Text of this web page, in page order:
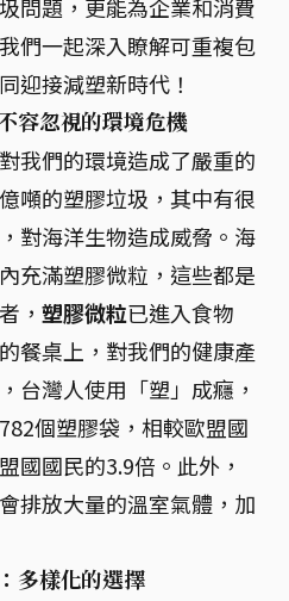
問題，更能為企業和消費
們一起深入瞭解可重複包
迎接減塑新時代！
容忽視的環境危機
我們的環境造成了嚴重的
噸的塑膠垃圾，其中有很
對海洋生物造成威脅。海
充滿塑膠微粒，這些都是
， 塑膠微粒已進入食物
餐桌上，對我們的健康產
台灣人使用「塑」成癮，
個塑膠袋，相較歐盟國
國國民的3.9倍。此外，
排放大量的溫室氣體，加
多樣化的選擇